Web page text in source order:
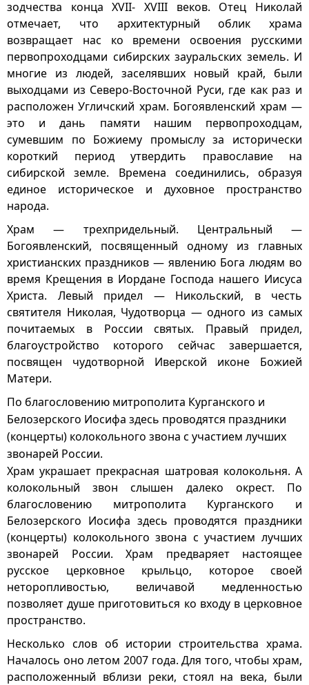
зодчества конца ХVII- ХVIII веков. Отец Николай
отмечает, что архитектурный облик храма
возвращает нас ко времени освоения русскими
первопроходцами сибирских зауральских земель. И
многие из людей, заселявших новый край, были
выходцами из Северо-Восточной Руси, где как раз и
расположен Угличский храм. Богоявленский храм —
это и дань памяти нашим первопроходцам,
сумевшим по Божиему промыслу за исторически
короткий период утвердить православие на
сибирской земле. Времена соединились, образуя
единое историческое и духовное пространство
народа.
Храм — трехпридельный. Центральный —
Богоявленский, посвященный одному из главных
христианских праздников — явлению Бога людям во
время Крещения в Иордане Господа нашего Иисуса
Христа. Левый придел — Никольский, в честь
святителя Николая, Чудотворца — одного из самых
почитаемых в России святых. Правый придел,
благоустройство которого сейчас завершается,
посвящен чудотворной Иверской иконе Божией
Матери.
По благословению митрополита Курганского и
Белозерского Иосифа здесь проводятся праздники
(концерты) колокольного звона с участием лучших
звонарей России.
Храм украшает прекрасная шатровая колокольня. А
колокольный звон слышен далеко окрест. По
благословению митрополита Курганского и
Белозерского Иосифа здесь проводятся праздники
(концерты) колокольного звона с участием лучших
звонарей России. Храм предваряет настоящее
русское церковное крыльцо, которое своей
неторопливостью, величавой медленностью
позволяет душе приготовиться ко входу в церковное
пространство.
Несколько слов об истории строительства храма.
Началось оно летом 2007 года. Для того, чтобы храм,
расположенный вблизи реки, стоял на века, были